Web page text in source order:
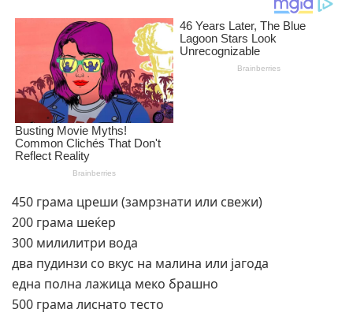
450 грама цреши (замрзнати или свежи)
200 грама шеќер
300 милилитри вода
два пудинзи со вкус на малина или јагода
една полна лажица меко брашно
500 грама лиснато тесто